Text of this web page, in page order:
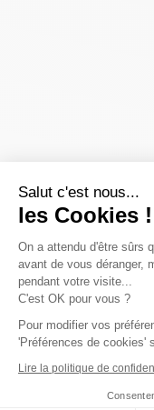
Salut c'est nous...
les Cookies !
On a attendu d'être sûrs
avant de vous déranger,
pendant votre visite...
C'est OK pour vous ?
Pour modifier vos
'Préférences de cookies'
Lire la politique de